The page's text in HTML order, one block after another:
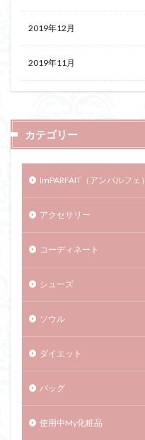
2019年12月
2019年11月
カテゴリー
ImPARFAIT（アンパルフェ）
アクセサリー
コーディネート
シューズ
ソウル
ダイエット
バッグ
使用中My化粧品